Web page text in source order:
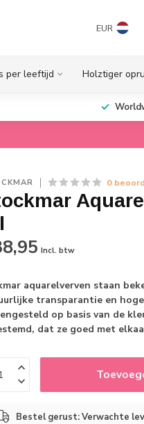
EUR
per leeftijd Holztiger
0
Incl. btw
aquarelverven staan
transparantie en
op basis van de
dat ze goed met
Bestel gerust: Verwachte